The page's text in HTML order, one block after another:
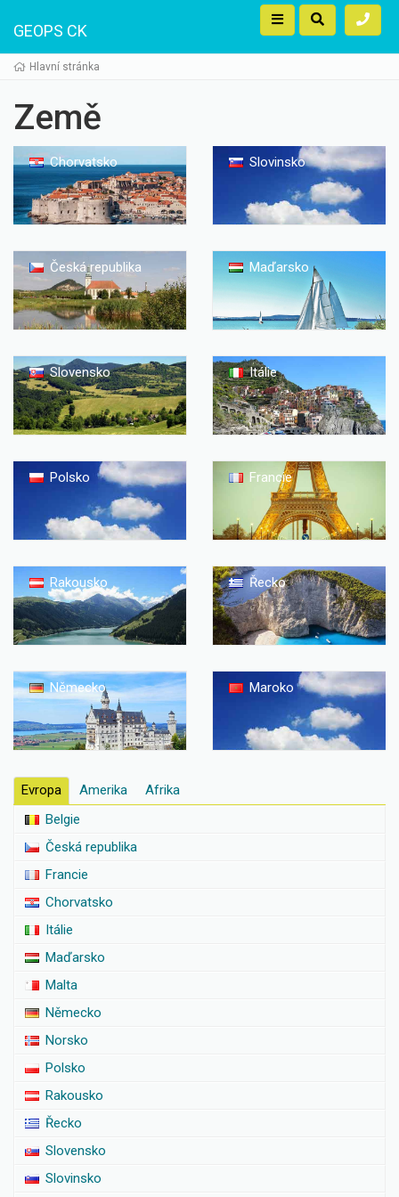
GEOPS CK
Hlavní stránka
Země
Chorvatsko Slovinsko
Česká republika Maďarsko
Slovensko Itálie
Polsko Francie
Rakousko Řecko
Německo Maroko
Evropa Amerika
Afrika
Belgie
Česká republika
Francie
Chorvatsko
Itálie
Maďarsko
Malta
Německo
Norsko
Polsko
Rakousko
Řecko
Slovensko
Slovinsko